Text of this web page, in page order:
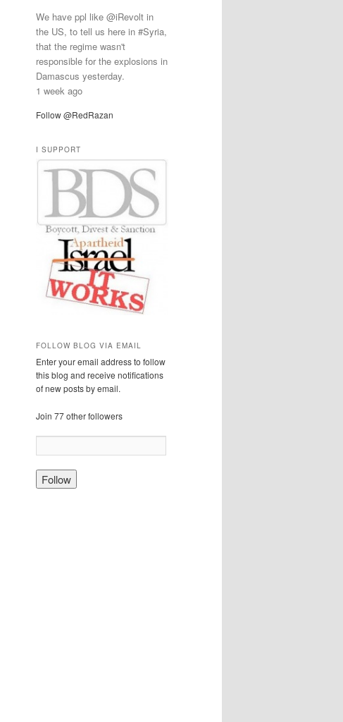
We have ppl like @iRevolt in
the US, to tell us here in #Syria,
that the regime wasn't
responsible for the explosions in
Damascus yesterday.
1 week ago
Follow @RedRazan
I SUPPORT
FOLLOW BLOG VIA EMAIL
Enter your email address to follow
this blog and receive notifications
of new posts by email.
Join 77 other followers